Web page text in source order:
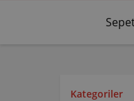
Kategoriler